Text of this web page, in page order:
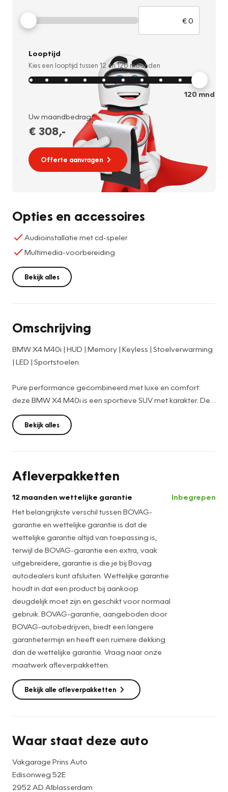
Looptijd
Kies een looptijd tussen 12 en120 maanden
120mnd
Uw maandbedrag:
€ 308,-
Offerte aanvragen
Opties en accessoires
Audioinstallatie met cd-speler
Multimedia-voorbereiding
Bekijk alles
Omschrijving
BMW X4 M40i | HUD | Memory | Keyless | Stoelverwarming
| LED | Sportstoelen
Pure performance gecombineerd met luxe en comfort:
deze BMW X4 M40i is een sportieve SUV met karakter. De
krachtige zescilinder motor levert indrukwekkende
prestaties, terwijl het interieur een premium rijervaring biedt.
Een auto die zowel dynamisch rijdt als comfortabel is voor
Uitgevoerd in een stijlvolle configuratie en voorzien van
✔ Head-Up Display
✔ Elektrisch verstelbare stoelen met geheugen
✔ Keyless entry & start
✔ Stoelverwarming
✔ LED verlichting
✔ Sportstoelen
✔ Multifunctioneel sportstuur
✔ Navigatiesysteem
✔ Climate control
✔ Parkeersensoren
✔ Lichtmetalen velgen
De BMW verkeert in nette staat en is zowel technisch als
optisch goed onderhouden. Een ideale combinatie van
sportiviteit, ruimte en luxe.
Bekijk alles
Afleverpakketten
12 maanden wettelijke garantie
Het belangrijkste verschil tussen BOVAG-
garantie en wettelijke garantie is dat de
wettelijke garantie altijd van toepassing is,
terwijl de BOVAG-garantie een extra, vaak
uitgebreidere, garantie is die je bij Bovag
autodealers kunt afsluiten. Wettelijke garantie
houdt in dat een product bij aankoop
deugdelijk moet zijn en geschikt voor normaal
gebruik. BOVAG-garantie, aangeboden door
BOVAG-autobedrijven, biedt een langere
garantietermijn en heeft een ruimere dekking
dan de wettelijke garantie. Vraag naar onze
maatwerk afleverpakketten.
Inbegrepen
Bekijk alle afleverpakketten
Waar staat deze auto
Vakgarage Prins Auto
Edisonweg 52E
2952 AD Alblasserdam